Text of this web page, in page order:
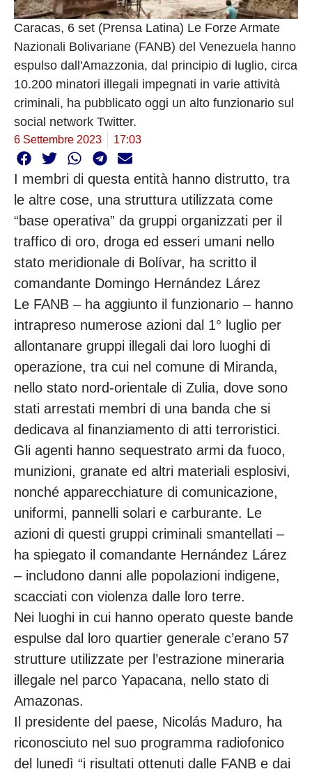
Caracas, 6 set (Prensa Latina) Le Forze Armate
Nazionali Bolivariane (FANB) del Venezuela hanno
espulso dall'Amazzonia, dal principio di luglio, circa
10.200 minatori illegali impegnati in varie attività
criminali, ha pubblicato oggi un alto funzionario sul
social network Twitter.
6 Settembre 2023 17:03
I membri di questa entità hanno distrutto, tra
le altre cose, una struttura utilizzata come
“base operativa” da gruppi organizzati per il
traffico di oro, droga ed esseri umani nello
stato meridionale di Bolívar, ha scritto il
comandante Domingo Hernández Lárez
Le FANB – ha aggiunto il funzionario – hanno
intrapreso numerose azioni dal 1° luglio per
allontanare gruppi illegali dai loro luoghi di
operazione, tra cui nel comune di Miranda,
nello stato nord-orientale di Zulia, dove sono
stati arrestati membri di una banda che si
dedicava al finanziamento di atti terroristici.
Gli agenti hanno sequestrato armi da fuoco,
munizioni, granate ed altri materiali esplosivi,
nonché apparecchiature di comunicazione,
uniformi, pannelli solari e carburante. Le
azioni di questi gruppi criminali smantellati –
ha spiegato il comandante Hernández Lárez
– includono danni alle popolazioni indigene,
scacciati con violenza dalle loro terre.
Nei luoghi in cui hanno operato queste bande
espulse dal loro quartier generale c’erano 57
strutture utilizzate per l’estrazione mineraria
illegale nel parco Yapacana, nello stato di
Amazonas.
Il presidente del paese, Nicolás Maduro, ha
riconosciuto nel suo programma radiofonico
del lunedì “i risultati ottenuti dalle FANB e dai